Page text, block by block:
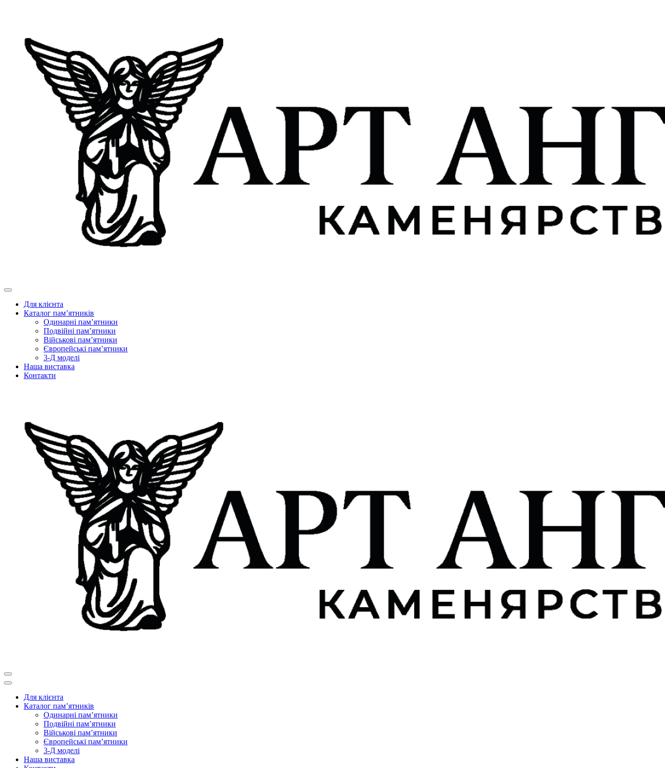
Для клієнта
Каталог пам’ятників
Одинарні пам’ятники
Подвійні пам’ятники
Військові пам’ятники
Європейські пам’ятники
3-Д моделі
Наша виставка
Контакти
Для клієнта
Каталог пам’ятників
Одинарні пам’ятники
Подвійні пам’ятники
Військові пам’ятники
Європейські пам’ятники
3-Д моделі
Наша виставка